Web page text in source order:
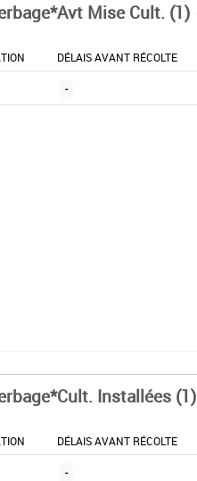
Mise Cult. (1)
DÉLAIS AVANT RÉCOLTE
-
Installées (1)
DÉLAIS AVANT RÉCOLTE
-